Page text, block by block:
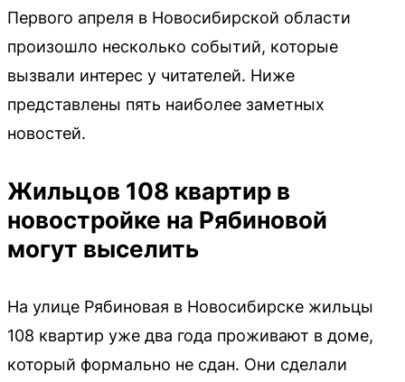
Первого апреля в Новосибирской области
произошло несколько событий, которые
вызвали интерес у читателей. Ниже
представлены пять наиболее заметных
новостей.
Жильцов 108 квартир в
новостройке на Рябиновой
могут выселить
На улице Рябиновая в Новосибирске жильцы
108 квартир уже два года проживают в доме,
который формально не сдан. Они сделали